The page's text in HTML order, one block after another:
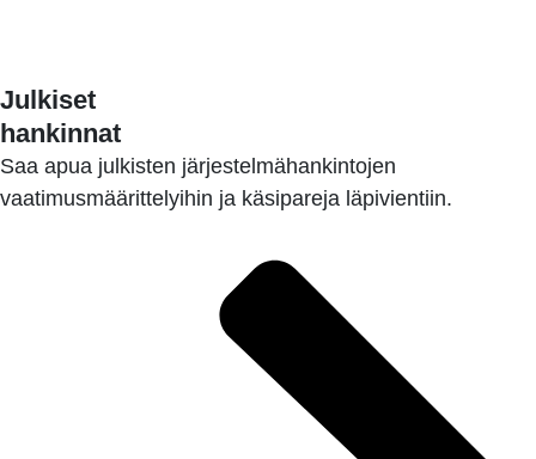
Julkiset
hankinnat
Saa apua julkisten järjestelmähankintojen
vaatimusmäärittelyihin ja käsipareja läpivientiin.